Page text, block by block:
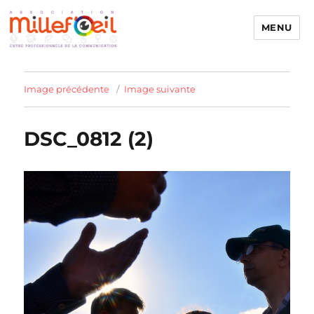
Millefoeil
MENU
Image précédente Image suivante
DSC_0812 (2)